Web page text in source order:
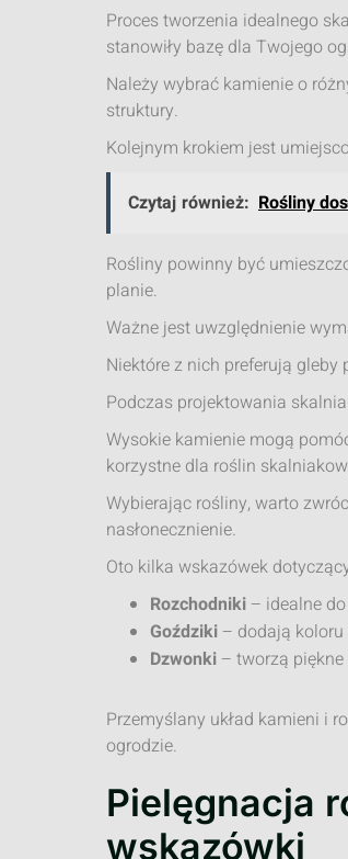
Proces tworzenia idealnego
stanowiły bazę dla Twojego
Należy wybrać kamienie o
struktury.
Kolejnym krokiem jest
Czytaj również: Rośliny
Rośliny powinny być
planie.
Ważne jest uwzględnienie
Niektóre z nich preferują
Podczas projektowania
Wysokie kamienie mogą
korzystne dla roślin
Wybierając rośliny, warto
nasłonecznienie.
Oto kilka wskazówek
Rozchodniki – idealne
Goździki – dodają koloru
Dzwonki – tworzą
Przemyślany układ kamieni i
ogrodzie.
Pielęgnacja
wskazówki